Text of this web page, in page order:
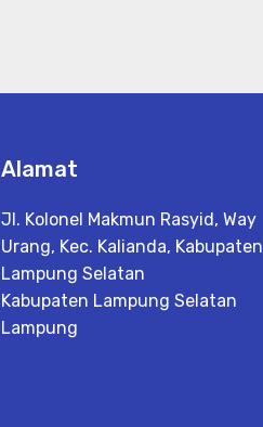
Alamat
Jl. Kolonel Makmun Rasyid, Way
Urang, Kec. Kalianda, Kabupaten
Lampung Selatan
Kabupaten Lampung Selatan
Lampung